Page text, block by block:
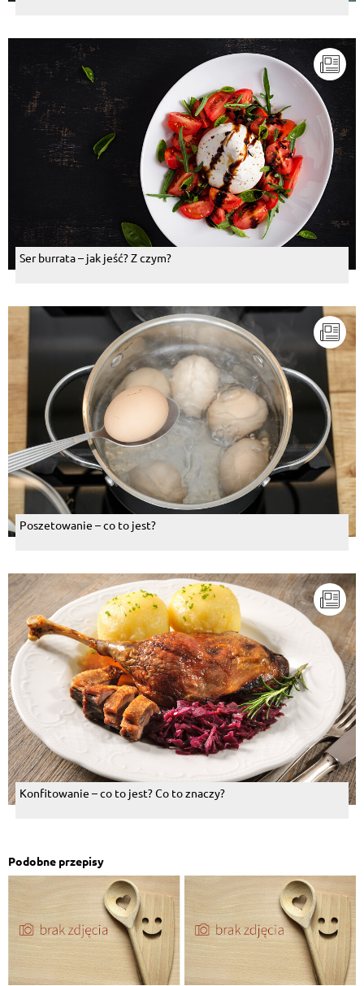
Ser burrata – jak jeść? Z czym?
Poszetowanie – co to jest?
Konfitowanie – co to jest? Co to znaczy?
Podobne przepisy